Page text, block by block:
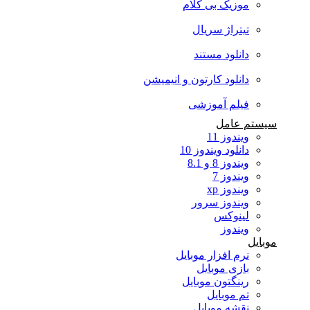
موزیک بی کلام
تیتراژ سریال
دانلود مستند
دانلود کارتون و انیمیشن
فیلم آموزشی
سیستم عامل
ویندوز 11
دانلود ویندوز 10
ویندوز 8 و 8.1
ویندوز 7
ویندوز xp
ویندوز سرور
لینوکس
ویندوز
موبایل
نرم افزار موبایل
بازی موبایل
رینگتون موبایل
تم موبایل
نقشه موبایل